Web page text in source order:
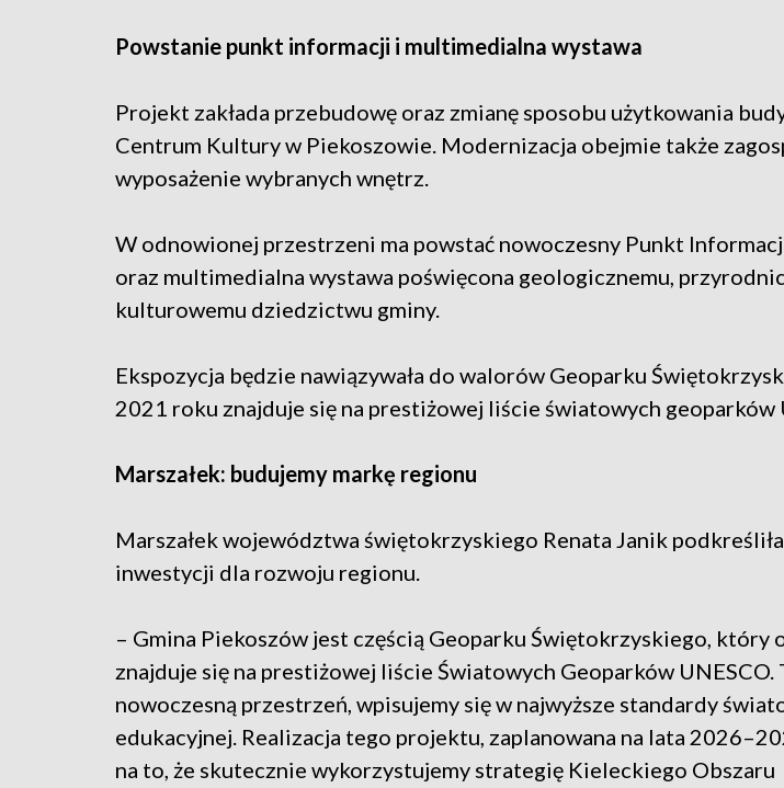
Powstanie punkt informacji i multimedialna wystawa
Projekt zakłada przebudowę oraz zmianę sposobu użytkowania
Centrum Kultury w Piekoszowie. Modernizacja obejmie także
wyposażenie wybranych wnętrz.
W odnowionej przestrzeni ma powstać nowoczesny Punkt
oraz multimedialna wystawa poświęcona geologicznemu,
kulturowemu dziedzictwu gminy.
Ekspozycja będzie nawiązywała do walorów Geoparku
2021 roku znajduje się na prestiżowej liście światowych geoparków
Marszałek: budujemy markę regionu
Marszałek województwa świętokrzyskiego Renata Janik
inwestycji dla rozwoju regionu.
– Gmina Piekoszów jest częścią Geoparku Świętokrzyskiego, który
znajduje się na prestiżowej liście Światowych Geoparków UNESCO.
nowoczesną przestrzeń, wpisujemy się w najwyższe standardy
edukacyjnej. Realizacja tego projektu, zaplanowana na lata
na to, że skutecznie wykorzystujemy strategię Kieleckiego Obszaru